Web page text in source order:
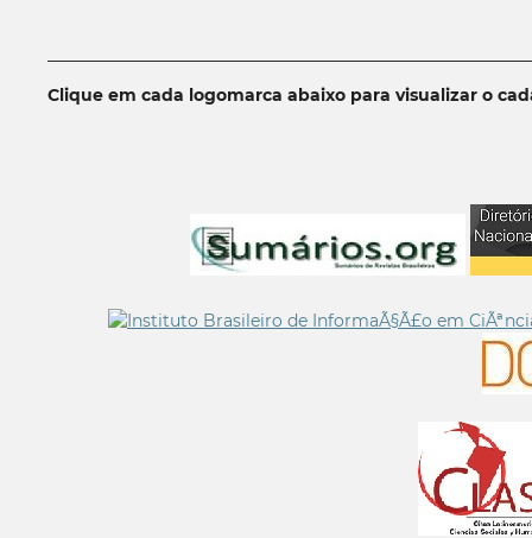
Clique em cada logomarca abaixo para visualizar o